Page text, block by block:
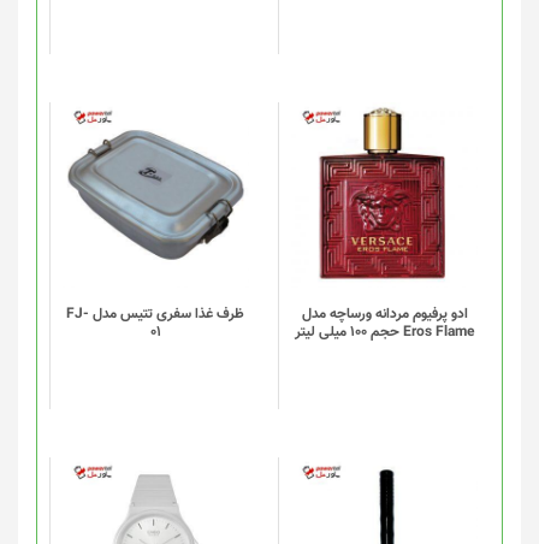
محصول
انتخاب
شوند
ادو پرفیوم مردانه ورساچه مدل
Eros Flame حجم 100 میلی لیتر
ظرف غذا سفری تتیس مدل FJ-
01